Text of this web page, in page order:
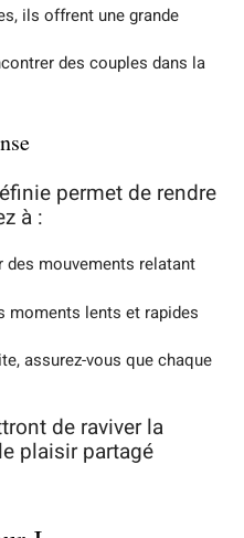
ils offrent une grande
des couples dans la
permet de rendre
à :
des mouvements relatant
moments lents et rapides
assurez-vous que chaque
de raviver la
plaisir partagé